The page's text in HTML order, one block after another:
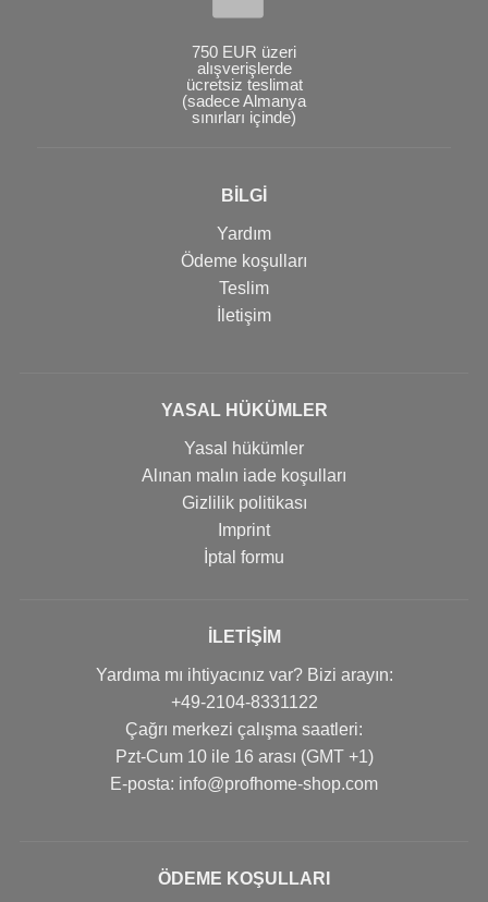
750 EUR üzeri
alışverişlerde
ücretsiz teslimat
(sadece Almanya
sınırları içinde)
BİLGİ
Yardım
Ödeme koşulları
Teslim
İletişim
YASAL HÜKÜMLER
Yasal hükümler
Alınan malın iade koşulları
Gizlilik politikası
Imprint
İptal formu
İLETIŞIM
Yardıma mı ihtiyacınız var? Bizi arayın:
+49-2104-8331122
Çağrı merkezi çalışma saatleri:
Pzt-Cum 10 ile 16 arası (GMT +1)
Е-posta: info@profhome-shop.com
ÖDEME KOŞULLARI